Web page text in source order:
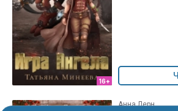
16+
Анна Лерн